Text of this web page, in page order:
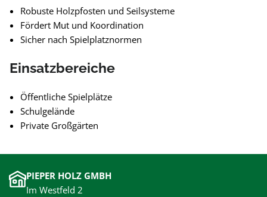
Robuste Holzpfosten und Seilsysteme
Fördert Mut und Koordination
Sicher nach Spielplatznormen
Einsatzbereiche
Öffentliche Spielplätze
Schulgelände
Private Großgärten
PIEPER HOLZ GMBH
Im Westfeld 2